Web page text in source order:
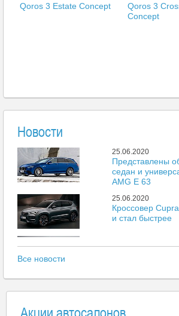
Qoros 3 Estate Concept
Qoros 3
Concept
Новости
25.06.2020
Представлены
седан и
AMG E 63
25.06.2020
Кроссовер
и стал быстрее
Mazda
25.06.2020
Больше 500
номеров
Все новости